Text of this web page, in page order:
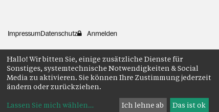
ImpressumDatenschutz Anmelden
Hallo! Wir bitten Sie, einige zusätzliche Dienste für
Sonstiges, systemtechnische Notwendigkeiten & Social
Media zu aktivieren. Sie können Ihre Zustimmung jederzeit
ändern oder zurückziehen.
Lassen Sie mich wählen... Ich lehne ab Das ist ok